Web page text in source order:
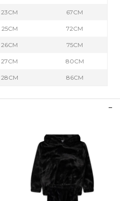
23CM 67CM
25CM 72CM
26CM 75CM
27CM 80CM
28CM 86CM